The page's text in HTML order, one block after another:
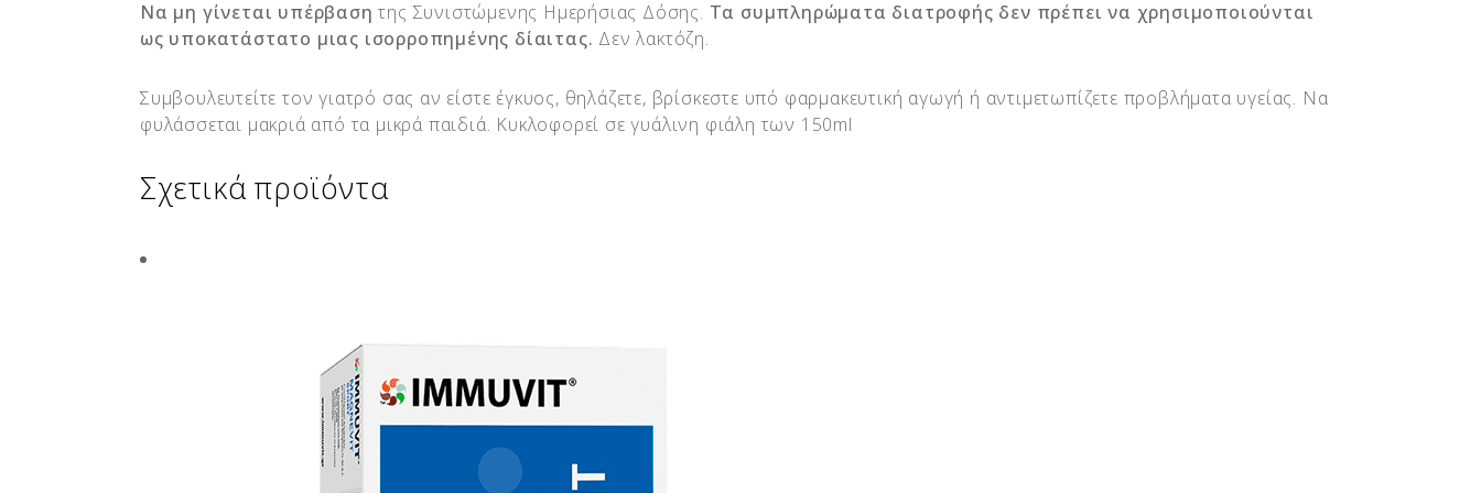
Να μη γίνεται υπέρβασητης Συνιστώμενης Ημερήσιας Δόσης. Τα συμπληρώματα διατροφής δεν πρέπει να χρησιμοποιούνται
ως υποκατάστατο μιας ισορροπημένης δίαιτας. Δεν λακτόζη.
Συμβουλευτείτε τον γιατρό σας αν είστε έγκυος, θηλάζετε, βρίσκεστε υπό φαρμακευτική αγωγή ή αντιμετωπίζετε προβλήματα υγείας. Να
φυλάσσεται μακριά από τα μικρά παιδιά. Κυκλοφορεί σε γυάλινη φιάλη των 150ml
Σχετικά προϊόντα